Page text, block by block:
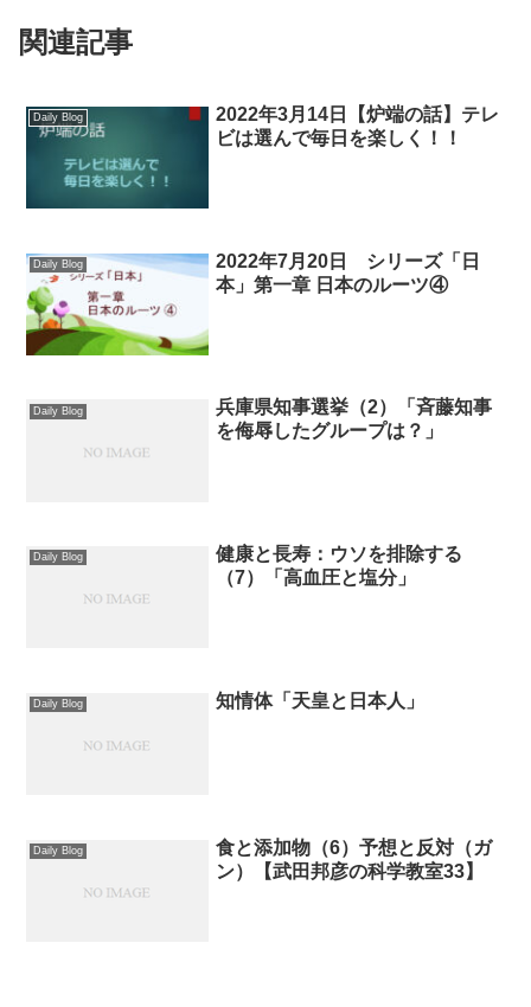
関連記事
Daily Blog
2022年3月14日【炉端の話】テレ
ビは選んで毎日を楽しく！！
Daily Blog
2022年7月20日 シリーズ「日
本」第一章 日本のルーツ④
Daily Blog
兵庫県知事選挙（2）「斉藤知事
を侮辱したグループは？」
Daily Blog
健康と長寿：ウソを排除する
（7）「高血圧と塩分」
Daily Blog 知情体「天皇と日本人」
Daily Blog
食と添加物（6）予想と反対（ガ
ン）【武田邦彦の科学教室33】